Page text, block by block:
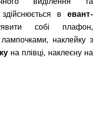
в евант-
собі плафон,
лампочками, наклейку з
на плівці, наклеєну на